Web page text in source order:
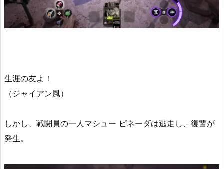
生涯の友よ！
（ジャイアン風）
しかし、戦闘員の一人マシュー ピネーダは逃走し、復讐が
発生。